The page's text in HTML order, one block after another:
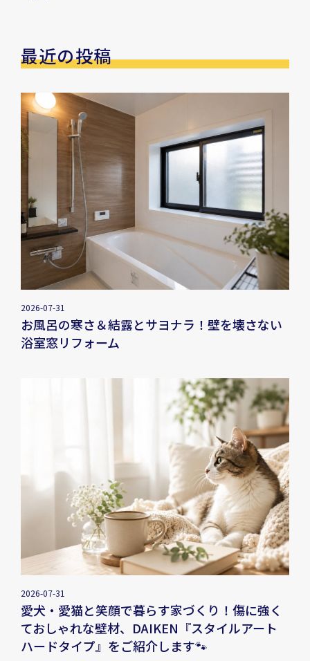
最近の投稿
2026-07-31
お風呂の寒さ＆結露とサヨナラ！壁を壊さない
浴室窓リフォーム
2026-07-31
愛犬・愛猫と笑顔で暮らす家づくり！傷に強く
ておしゃれな壁材、DAIKEN『スタイルアート
ハードタイプ』をご紹介します🐾